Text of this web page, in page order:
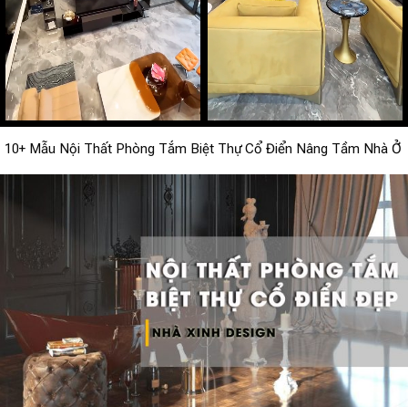
10+ Mẫu Nội Thất Phòng Tắm Biệt Thự Cổ Điển Nâng Tầm Nhà Ở